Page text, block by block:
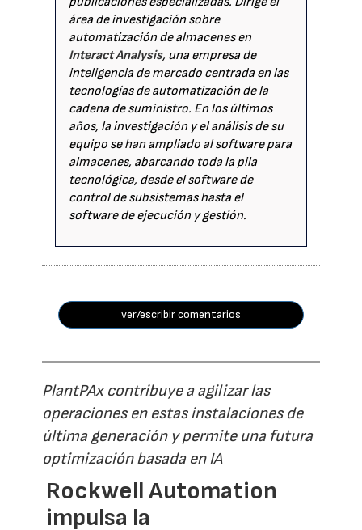
área de investigación sobre
automatización de almacenes en
Interact Analysis, una empresa de
inteligencia de mercado centrada en las
tecnologías de automatización de la
cadena de suministro. En los últimos
años, la investigación y el análisis de su
equipo se han ampliado al software para
almacenes, abarcando toda la pila
tecnológica, desde el software de
control de subsistemas hasta el
software de ejecución y gestión.
ver/escribir comentarios
PlantPAx contribuye a agilizar las
operaciones en estas instalaciones de
última generación y permite una futura
optimización basada en IA
Rockwell Automation
impulsa la